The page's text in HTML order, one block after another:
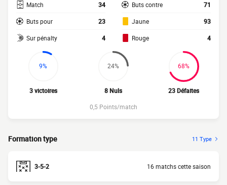
Match 34
Buts pour 23
Sur pénalty 4
Buts contre 71
Jaune 93
Rouge 4
9%
3 victoires
24%
8 Nuls
68%
23 Défaites
0,5 Points/match
Formation type 11 Type
3-5-2 16 matchs cette saison